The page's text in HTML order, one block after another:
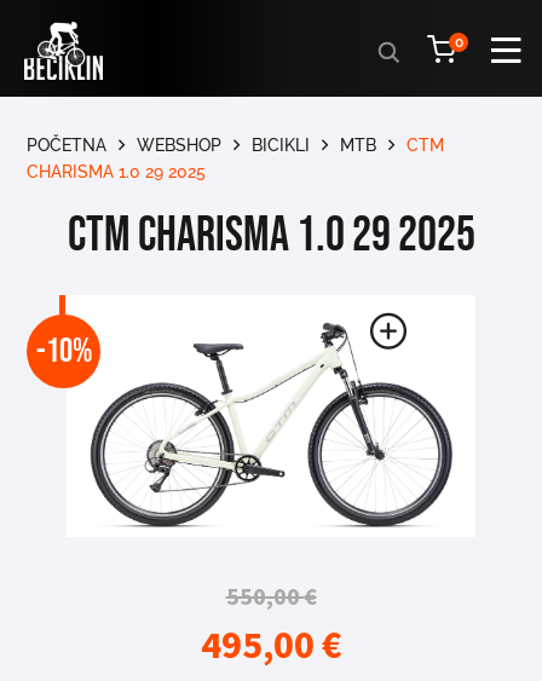
Products
search
0
POČETNA WEBSHOP BICIKLI MTB
CTM
CHARISMA 1.0 29 2025
CTM CHARISMA 1.0 29 2025
-10%
550,00€
495,00€